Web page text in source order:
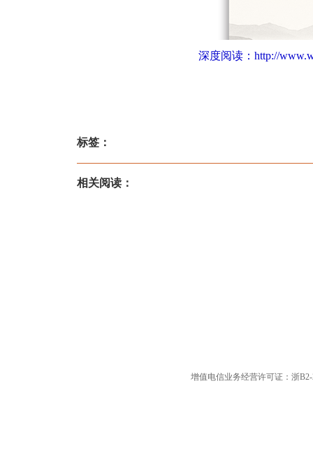
深度阅读： http://
标签：
相关阅读：
增值电信业务经营许可证：浙